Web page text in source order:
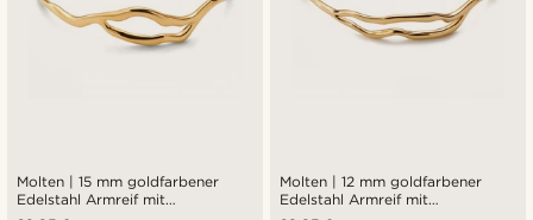
Molten | 15 mm goldfarbener
Edelstahl Armreif mit
Molten | 12 mm goldfarbener
Edelstahl Armreif mit